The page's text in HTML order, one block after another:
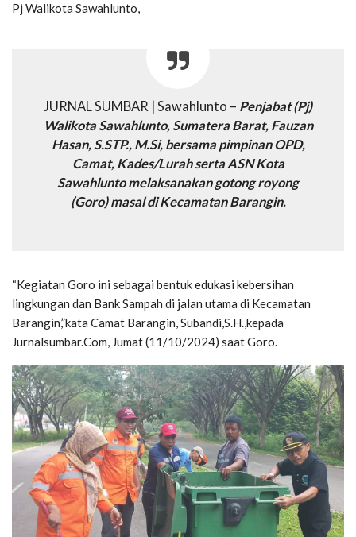
Pj Walikota Sawahlunto,
JURNAL SUMBAR | Sawahlunto – Penjabat (Pj)
Walikota Sawahlunto, Sumatera Barat, Fauzan
Hasan, S.STP., M.Si, bersama pimpinan OPD,
Camat, Kades/Lurah serta ASN Kota
Sawahlunto melaksanakan gotong royong
(Goro) masal di Kecamatan Barangin.
“Kegiatan Goro ini sebagai bentuk edukasi kebersihan
lingkungan dan Bank Sampah di jalan utama di Kecamatan
Barangin,”kata Camat Barangin, Subandi,S.H.,kepada
Jurnalsumbar.Com, Jumat (11/10/2024) saat Goro.